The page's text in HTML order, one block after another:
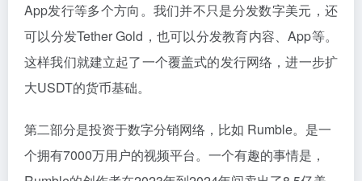
App发行等多个方向。我们并不只是分发数字美元，还
可以分发Tether Gold，也可以分发教育内容、App等。
这样我们就建立起了一个覆盖式的发行网络，进一步扩
大USDT的货币基础。
第二部分是投资于数字分销网络，比如 Rumble。是一
个拥有7000万用户的视频平台。一个有趣的事情是，